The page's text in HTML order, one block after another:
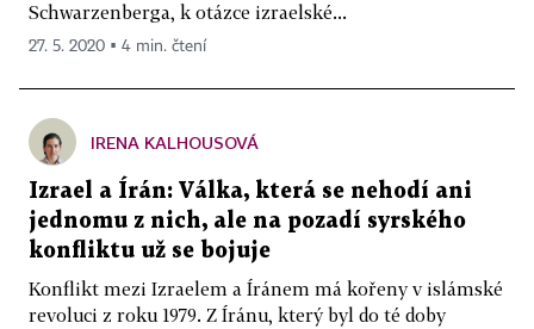
Schwarzenberga, k otázce izraelské...
27. 5. 2020 ▪ 4 min. čtení
IRENA KALHOUSOVÁ
Izrael a Írán: Válka, která se nehodí ani
jednomu z nich, ale na pozadí syrského
konfliktu už se bojuje
Konflikt mezi Izraelem a Íránem má kořeny v islámské
revoluci z roku 1979. Z Íránu, který byl do té doby